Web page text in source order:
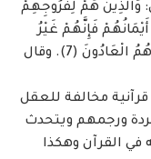
وَالَّذِينَ هُمْ لِفُرُوجِهِمْ
أَيْمَانُهُمْ فَإِنَّهُمْ غَيْرُ
مَلُومِينَ (6) فَمَنِ ابْتَغَى وَرَاء ذَلِكَ فَأُوْلَئِكَ هُمُ الْعَادُونَ (7). ‏وقال
قرآنية مخالفة للعقل
ورجمهم ويتحدث
في القرآن ‏وهكذا